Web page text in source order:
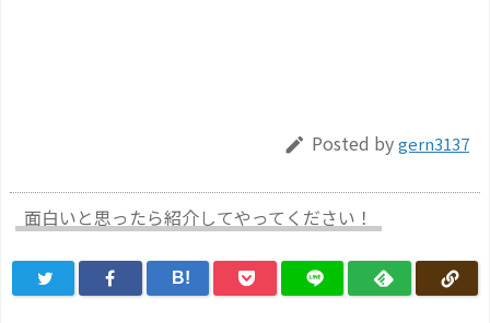
 Posted bygern3137
面白いと思ったら紹介してやってください！
B!